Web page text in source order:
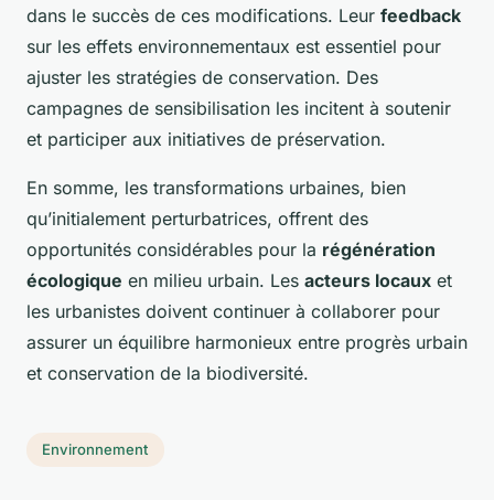
dans le succès de ces modifications. Leur feedback
sur les effets environnementaux est essentiel pour
ajuster les stratégies de conservation. Des
campagnes de sensibilisation les incitent à soutenir
et participer aux initiatives de préservation.
En somme, les transformations urbaines, bien
qu’initialement perturbatrices, offrent des
opportunités considérables pour la régénération
écologique en milieu urbain. Les acteurs locaux et
les urbanistes doivent continuer à collaborer pour
assurer un équilibre harmonieux entre progrès urbain
et conservation de la biodiversité.
Environnement